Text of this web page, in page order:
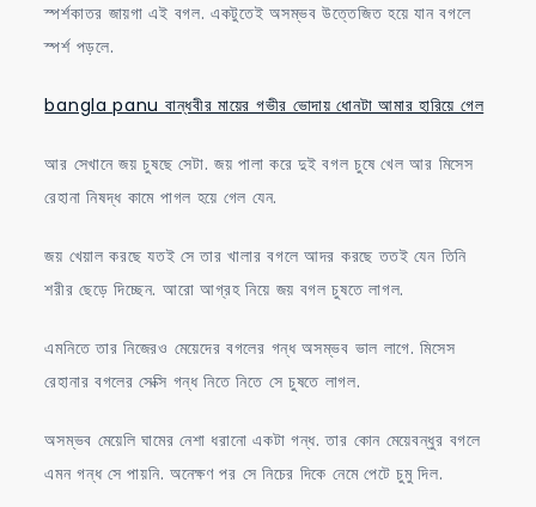
স্পর্শকাতর জায়গা এই বগল. একটুতেই অসম্ভব উত্তেজিত হয়ে যান বগলে
স্পর্শ পড়লে.
bangla panu বান্ধবীর মায়ের গভীর ভোদায় ধোনটা আমার হারিয়ে গেল
আর সেখানে জয় চুষছে সেটা. জয় পালা করে দুই বগল চুষে খেল আর মিসেস
রেহানা নিষদ্ধ কামে পাগল হয়ে গেল যেন.
জয় খেয়াল করছে যতই সে তার খালার বগলে আদর করছে ততই যেন তিনি
শরীর ছেড়ে দিচ্ছেন. আরো আগ্রহ নিয়ে জয় বগল চুষতে লাগল.
এমনিতে তার নিজেরও মেয়েদের বগলের গন্ধ অসম্ভব ভাল লাগে. মিসেস
রেহানার বগলের সেক্সি গন্ধ নিতে নিতে সে চুষতে লাগল.
অসম্ভব মেয়েলি ঘামের নেশা ধরানো একটা গন্ধ. তার কোন মেয়েবন্ধুর বগলে
এমন গন্ধ সে পায়নি. অনেক্ষণ পর সে নিচের দিকে নেমে পেটে চুমু দিল.